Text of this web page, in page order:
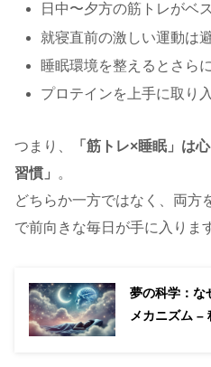
日中〜夕方の筋トレがベ
就寝直前の激しい運動は
睡眠環境を整えるとさら
プロテインを上手に取り
つまり、
「筋トレ×睡眠」は
習慣」
。
どちらか一方ではなく、両方
で前向きな毎日が手に入りま
夢の科学：な
メカニズム –